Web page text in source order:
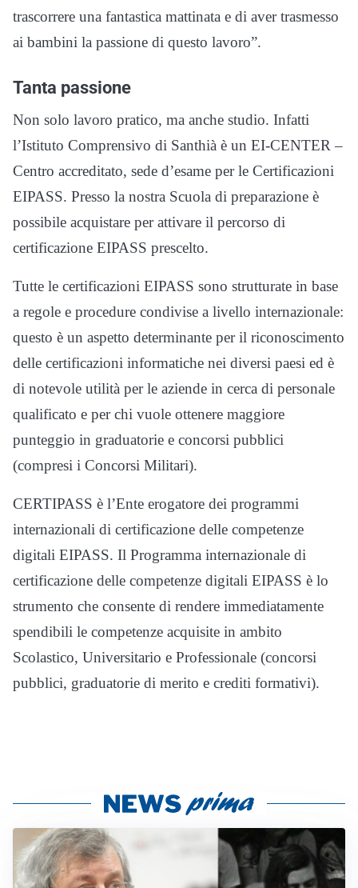
trascorrere una fantastica mattinata e di aver trasmesso
ai bambini la passione di questo lavoro”.
Tanta passione
Non solo lavoro pratico, ma anche studio. Infatti
l’Istituto Comprensivo di Santhià è un EI-CENTER –
Centro accreditato, sede d’esame per le Certificazioni
EIPASS. Presso la nostra Scuola di preparazione è
possibile acquistare per attivare il percorso di
certificazione EIPASS prescelto.
Tutte le certificazioni EIPASS sono strutturate in base
a regole e procedure condivise a livello internazionale:
questo è un aspetto determinante per il riconoscimento
delle certificazioni informatiche nei diversi paesi ed è
di notevole utilità per le aziende in cerca di personale
qualificato e per chi vuole ottenere maggiore
punteggio in graduatorie e concorsi pubblici
(compresi i Concorsi Militari).
CERTIPASS è l’Ente erogatore dei programmi
internazionali di certificazione delle competenze
digitali EIPASS. Il Programma internazionale di
certificazione delle competenze digitali EIPASS è lo
strumento che consente di rendere immediatamente
spendibili le competenze acquisite in ambito
Scolastico, Universitario e Professionale (concorsi
pubblici, graduatorie di merito e crediti formativi).